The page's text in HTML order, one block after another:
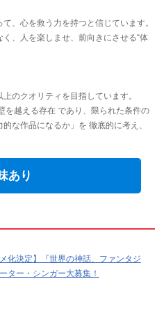
、心を救う力を持つと信じています。
、人を楽しませ、前向きにさせる“体
のクオリティを目指しています。
を越える存在 であり、限られた条件の
な作品になるか」を 徹底的に考え、
あり
化決定】『世界の神話、ファンタジ
ター・シンガー大募集！